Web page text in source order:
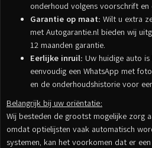
onderhoud volgens voorschrift en
Garantie op maat: Wilt u extra
met Autogarantie.nl bieden wij
12 maanden garantie.
Eerlijke inruil: Uw huidige auto
eenvoudig een WhatsApp met
en de onderhoudshistorie voor
Belangrijk bij uw oriëntatie:
Wij besteden de grootst mogelijke zorg
omdat optielijsten vaak automatisch
systemen, kan het voorkomen dat er